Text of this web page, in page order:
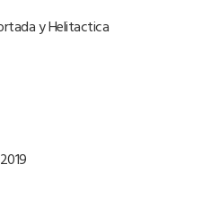
y Helitactica